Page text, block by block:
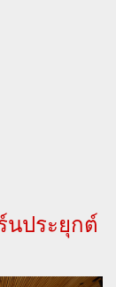
นประยุกต์